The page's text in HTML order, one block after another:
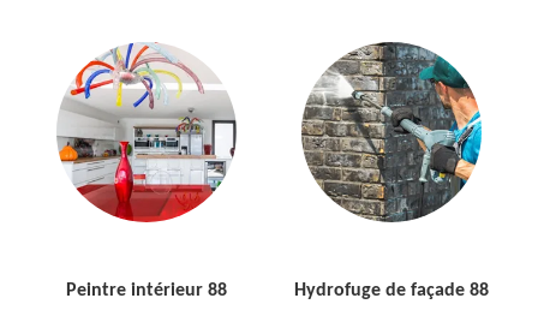
Peintre intérieur 88 Hydrofuge de façade 88